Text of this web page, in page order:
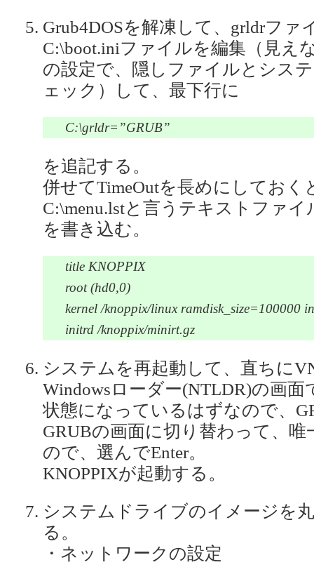
Grub4DOSを解凍して、grldrフ
C:\boot.iniファイルを編集（見え
の設定で、隠しファイルとシス
ェック）して、最下行に
C:\grldr=”GRUB”
を追記する。
併せてTimeOutを長めにしておく
C:\menu.lstと言うテキストファ
を書き込む。
title KNOPPIX
root (hd0,0)
kernel /knoppix/linux ramdisk_size=100000
initrd /knoppix/minirt.gz
システムを再起動して、直ちに
Windowsローダー(NTLDR)の画面
状態になっているはずなので、
GRUBの画面に切り替わって、
ので、選んでEnter。
KNOPPIXが起動する。
システムドライブのイメージを
る。
・ネットワークの設定